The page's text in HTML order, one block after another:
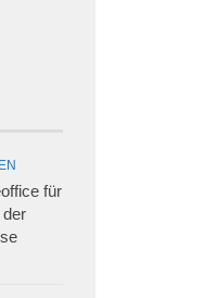
für
der